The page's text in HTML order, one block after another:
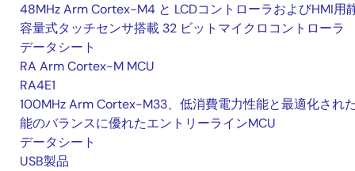
48MHz Arm Cortex-M4 と LCDコントローラおよびHMI用
容量式タッチセンサ搭載 32 ビットマイクロコントローラ
データシート
RA Arm Cortex-M MCU
RA4E1
100MHz Arm Cortex-M33、低消費電力性能と最適化され
能のバランスに優れたエントリーラインMCU
データシート
USB製品